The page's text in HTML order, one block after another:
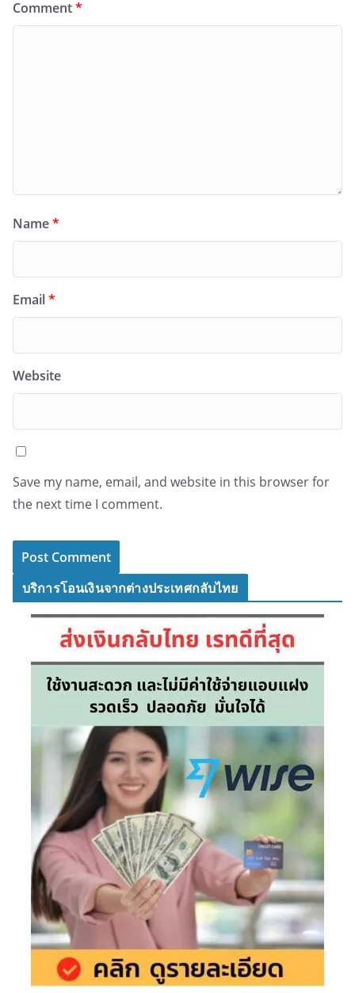
Comment*
Name*
Email*
Website
Save my name, email, and website in this browser for
the next time I comment.
บริการโอนเงินจากต่างประเทศกลับไทย